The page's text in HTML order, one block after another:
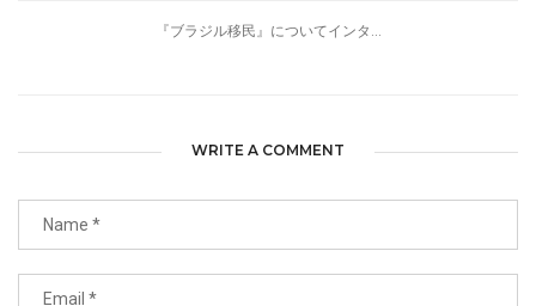
『ブラジル移民』についてインタ...
WRITE A COMMENT